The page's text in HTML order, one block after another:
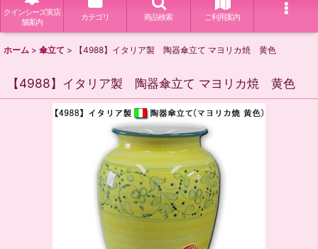
クインシーズ実店
舗案内
カテゴリ 商品検索 ご利用案内
ホーム > 傘立て > 【4988】イタリア製 陶器傘立て マヨリカ焼 黄色
【4988】イタリア製 陶器傘立て マヨリカ焼 黄色